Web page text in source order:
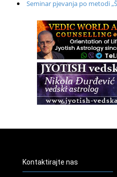
Seminar pjevanja po metodi
Radionica: Pomagači iz
Zagreb+Online
Osnovni ThetaHealing®
Access BARS®, otpusti stres
Pjesma srca / Zagreb
Kontaktirajte nas